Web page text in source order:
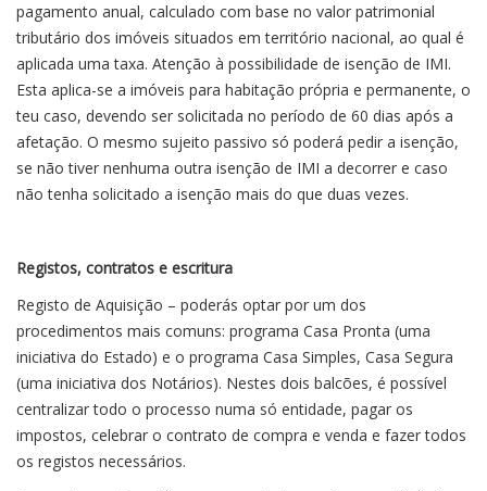
pagamento anual, calculado com base no valor patrimonial
tributário dos imóveis situados em território nacional, ao qual é
aplicada uma taxa. Atenção à possibilidade de isenção de IMI.
Esta aplica-se a imóveis para habitação própria e permanente, o
teu caso, devendo ser solicitada no período de 60 dias após a
afetação. O mesmo sujeito passivo só poderá pedir a isenção,
se não tiver nenhuma outra isenção de IMI a decorrer e caso
não tenha solicitado a isenção mais do que duas vezes.
Registos, contratos e escritura
Registo de Aquisição – poderás optar por um dos
procedimentos mais comuns: programa Casa Pronta (uma
iniciativa do Estado) e o programa Casa Simples, Casa Segura
(uma iniciativa dos Notários). Nestes dois balcões, é possível
centralizar todo o processo numa só entidade, pagar os
impostos, celebrar o contrato de compra e venda e fazer todos
os registos necessários.